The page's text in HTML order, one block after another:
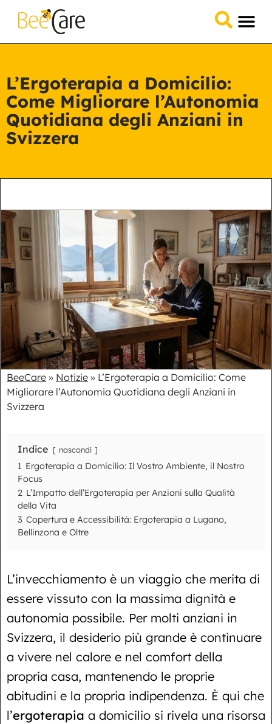
L’Ergoterapia a Domicilio:
Come Migliorare l’Autonomia
Quotidiana degli Anziani in
Svizzera
BeeCare » Notizie » L’Ergoterapia a Domicilio: Come
Migliorare l’Autonomia Quotidiana degli Anziani in
Svizzera
Indice nascondi
1 Ergoterapia a Domicilio: Il Vostro Ambiente, il Nostro
Focus
2 L’Impatto dell’Ergoterapia per Anziani sulla Qualità
della Vita
3 Copertura e Accessibilità: Ergoterapia a Lugano,
Bellinzona e Oltre
L’invecchiamento è un viaggio che merita di
essere vissuto con la massima dignità e
autonomia possibile. Per molti anziani in
Svizzera, il desiderio più grande è continuare
a vivere nel calore e nel comfort della
propria casa, mantenendo le proprie
abitudini e la propria indipendenza. È qui che
l’ergoterapia a domicilio si rivela una risorsa